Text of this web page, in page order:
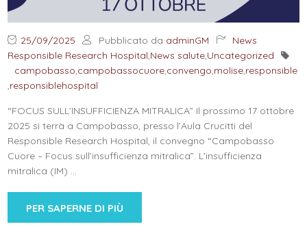
25/09/2025 Pubblicato da adminGM
News
Responsible Research Hospital,News salute,Uncategorized
campobasso,campobassocuore,convengo,molise,responsible
,responsiblehospital
“FOCUS SULL’INSUFFICIENZA MITRALICA” Il prossimo 17 ottobre
2025 si terrà a Campobasso, presso l’Aula Crucitti del
Responsible Research Hospital, il convegno “Campobasso
Cuore – Focus sull’insufficienza mitralica”. L’insufficienza
mitralica (IM) …
PER SAPERNE DI PIÙ